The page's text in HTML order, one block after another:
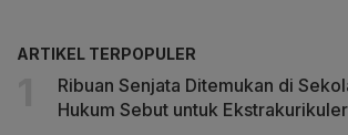
ARTIKEL TERPOPULER
Ribuan Senjata Ditemukan di
Hukum Sebut untuk Ekstrakurikuler